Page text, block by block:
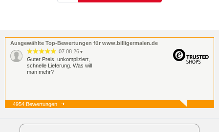
Ausgewählte Top-Bewertungen für www.billigermalen.de
07.08.26 ▼
Guter Preis, unkompliziert,
schnelle Lieferung. Was will
man mehr?
07.08.26 ▼
4954 Bewertungen